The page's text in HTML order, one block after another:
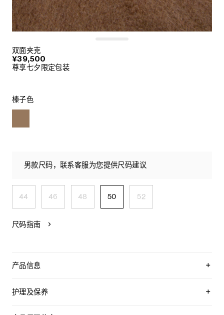
双面夹克
¥39,500
尊享七夕限定包装
榛子色
男款尺码，联系客服为您提供尺码建议
44 46 48 50 52
尺码指南
产品信息
衬里：70%铜氨纤维，30%棉
护理及保养